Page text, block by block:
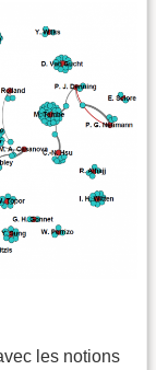
les notions